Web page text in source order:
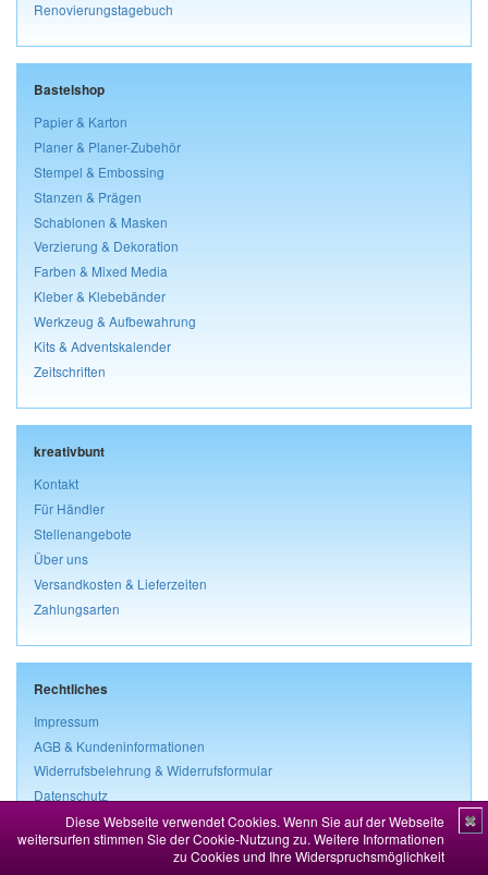
Diese Webseite verwendet Cookies. Wenn Sie auf der Webseite
weitersurfen stimmen Sie der Cookie-Nutzung zu. Weitere Informationen
zu Cookies und Ihre Widerspruchsmöglichkeit
✖
Renovierungstagebuch
Bastelshop
Papier & Karton
Planer & Planer-Zubehör
Stempel & Embossing
Stanzen & Prägen
Schablonen & Masken
Verzierung & Dekoration
Farben & Mixed Media
Kleber & Klebebänder
Werkzeug & Aufbewahrung
Kits & Adventskalender
Zeitschriften
kreativbunt
Kontakt
Für Händler
Stellenangebote
Über uns
Versandkosten & Lieferzeiten
Zahlungsarten
Rechtliches
Impressum
AGB & Kundeninformationen
Widerrufsbelehrung & Widerrufsformular
Datenschutz
Vertrag widerrufen